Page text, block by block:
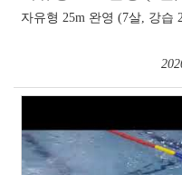
자유형 25m 완영 (7살, 강습